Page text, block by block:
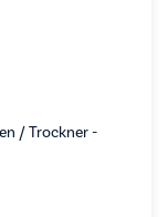
/ Trockner -